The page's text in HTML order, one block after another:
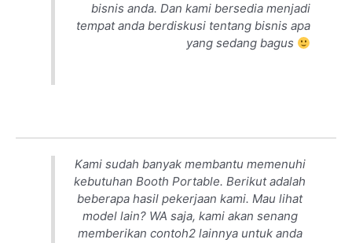
bisnis anda. Dan kami bersedia menjadi
tempat anda berdiskusi tentang bisnis apa
yang sedang bagus
Kami sudah banyak membantu memenuhi
kebutuhan Booth Portable. Berikut adalah
beberapa hasil pekerjaan kami. Mau lihat
model lain? WA saja, kami akan senang
memberikan contoh2 lainnya untuk anda